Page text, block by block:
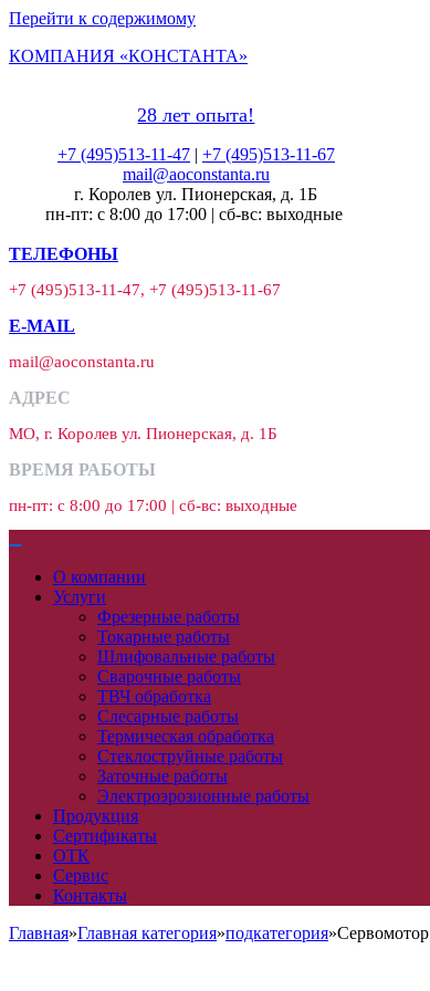
Перейти к содержимому
КОМПАНИЯ «КОНСТАНТА»
28 лет опыта!
+7 (495)513-11-47| +7 (495)513-11-67
mail@aoconstanta.ru
г. Королев ул. Пионерская, д. 1Б
пн-пт: с 8:00 до 17:00 | сб-вс: выходные
ТЕЛЕФОНЫ
+7 (495)513-11-47, +7 (495)513-11-67
E-MAIL
mail@aoconstanta.ru
АДРЕС
МО, г. Королев ул. Пионерская, д. 1Б
ВРЕМЯ РАБОТЫ
пн-пт: с 8:00 до 17:00 | сб-вс: выходные
О компании
Услуги
Фрезерные работы
Токарные работы
Шлифовальные работы
Сварочные работы
ТВЧ обработка
Слесарные работы
Термическая обработка
Стеклоструйные работы
Заточные работы
Электроэрозионные работы
Продукция
Сертификаты
ОТК
Сервис
Контакты
Главная»Главная категория»подкатегория»Сервомотор